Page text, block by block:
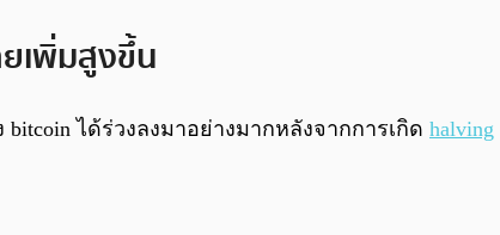
เพิ่มสูงขึ้น
ได้ร่วงลงมาอย่างมากหลังจากการเกิด halving